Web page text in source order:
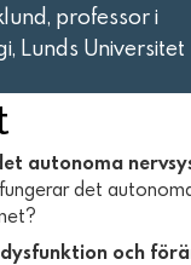
professor i
Lunds Universitet
autonoma
det
och